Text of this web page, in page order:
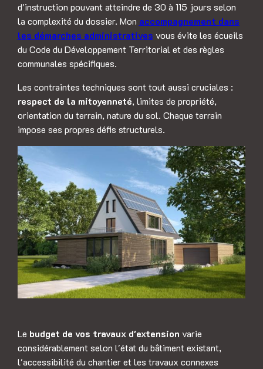
d'instruction pouvant atteindre de 30 à 115 jours selon
la complexité du dossier. Mon accompagnement dans
les démarches administratives vous évite les écueils
du Code du Développement Territorial et des règles
communales spécifiques.
Les contraintes techniques sont tout aussi cruciales :
respect de la mitoyenneté, limites de propriété,
orientation du terrain, nature du sol. Chaque terrain
impose ses propres défis structurels.
Le budget de vos travaux d'extension varie
considérablement selon l'état du bâtiment existant,
l'accessibilité du chantier et les travaux connexes